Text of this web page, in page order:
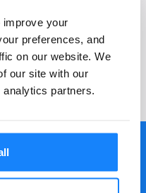
your
preferences, and
on our website. We
our site with our
partners.